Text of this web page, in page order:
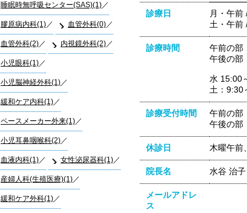
睡眠時無呼吸センター(SAS)(1)
膠原病内科(1) 血管外科(0)
血管外科(2) 内視鏡外科(2)
小児眼科(1)
小児脳神経外科(1)
緩和ケア内科(1)
ペースメーカー外来(1)
小児耳鼻咽喉科(2)
血液内科(1) 女性泌尿器科(1)
産婦人科(生殖医療)(1)
緩和ケア外科(1)
診療日
月・午前
土・午前
診療時間
午前の
午後の
水 15:00
土：9:30
診療受付時間
午前の
午後の
休診日 木曜午前
院長名 水谷 治子
メールアドレ
ス